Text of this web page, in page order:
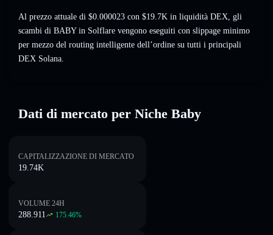
Al prezzo attuale di $0.000023 con $19.7K in liquidità DEX, gli
scambi di BABY in Solflare vengono eseguiti con slippage minimo
per mezzo del routing intelligente dell’ordine su tutti i principali
DEX Solana.
Dati di mercato per Niche Baby
CAPITALIZZAZIONE DI MERCATO
19.74K
VOLUME 24H
288.911 175.46%